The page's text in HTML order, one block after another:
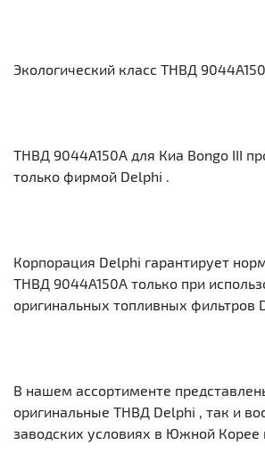
Экологический класс ТНВД
ТНВД 9044A150A для Киа Bongo III
только фирмой Delphi .
Корпорация Delphi гарантирует
ТНВД 9044A150A только при
оригинальных топливных фильтров
В нашем ассортименте
оригинальные ТНВД Delphi , так и
заводских условиях в Южной Корее